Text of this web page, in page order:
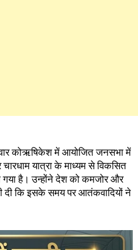
कोऋषिकेश में आयोजित जनसभा में
यात्रा के माध्यम से विकसित
है। उन्होंने देश को कमजोर और
दी कि इसके समय पर आतंकवादियों ने